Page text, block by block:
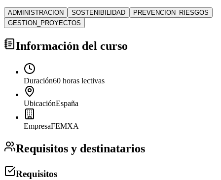
ADMINISTRACION SOSTENIBILIDAD
PREVENCION_RIESGOS
GESTION_PROYECTOS
Información del curso
Duración60 horas lectivas
UbicaciónEspaña
EmpresaFEMXA
Requisitos y destinatarios
Requisitos